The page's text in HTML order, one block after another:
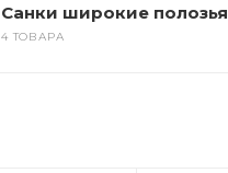
Санки широкие полозья
4 ТОВАРА